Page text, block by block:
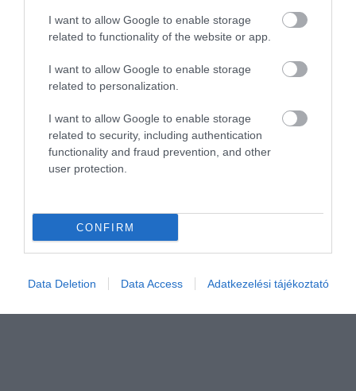
I want to allow Google to enable storage
related to functionality of the website or app.
I want to allow Google to enable storage
related to personalization.
I want to allow Google to enable storage
related to security, including authentication
functionality and fraud prevention, and other
user protection.
CONFIRM
Data Deletion Data Access Adatkezelési tájékoztató
kedveskedünk..